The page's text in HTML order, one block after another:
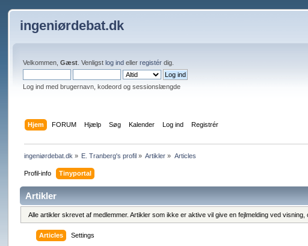
ingeniørdebat.dk
Velkommen,Gæst . Venligstlog ind ellerregistér dig.
Log ind med brugernavn, kodeord og sessionslængde
Hjem FORUM Hjælp Søg Kalender Log ind Registrér
ingeniørdebat.dk » E. Tranberg's profil » Artikler » Articles
Profil-info Tinyportal
Artikler
Alle artikler skrevet af medlemmer. Artikler som ikke er aktive vil give en fejlmelding ved
Articles Settings